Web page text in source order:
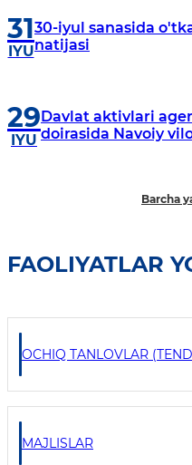
31
IYU
30-iyul sanasida
natijasi
29
IYU
Davlat aktivlari
doirasida Navoiy
Barcha
FAOLIYATLAR
OCHIQ TANLOVLAR
MAJLISLAR